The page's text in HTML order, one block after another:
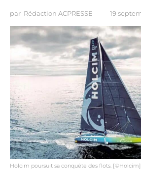
par Rédaction ACPRESSE 19
Holcim poursuit sa conquête des flots. [©Holcim]